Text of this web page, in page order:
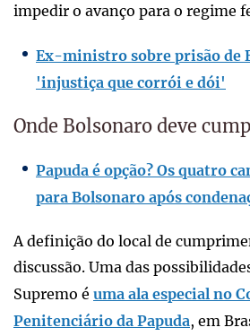
impedir o avanço para o regime
Ex-ministro sobre prisão de
'injustiça que corrói e dói'
Onde Bolsonaro deve
Papuda é opção? Os quatro
para Bolsonaro após
A definição do local de
discussão. Uma das
Supremo é uma ala especial no
Penitenciário da Papuda, em